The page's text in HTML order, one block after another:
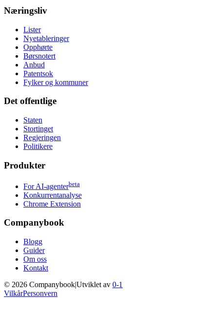
Næringsliv
Lister
Nyetableringer
Opphørte
Børsnotert
Anbud
Patentsok
Fylker og kommuner
Det offentlige
Staten
Stortinget
Regjeringen
Politikere
Produkter
For AI-agenterbeta
Konkurrentanalyse
Chrome Extension
Companybook
Blogg
Guider
Om oss
Kontakt
© 2026 Companybook|Utviklet av 0-1
VilkårPersonvern